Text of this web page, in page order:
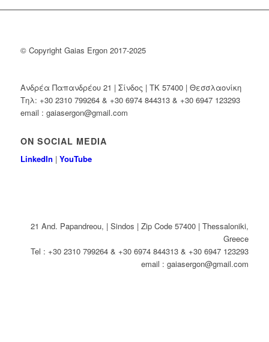
© Copyright Gaias Ergon 2017-2025
Ανδρέα Παπανδρέου 21 | Σίνδος | ΤΚ 57400 | Θεσσλαονίκη
Τηλ: +30 2310 799264 & +30 6974 844313 & +30 6947 123293
email : gaiasergon@gmail.com
ON SOCIAL MEDIA
LinkedIn | YouTube
21 And. Papandreou, | Sindos | Zip Code 57400 | Thessaloniki,
Greece
Tel : +30 2310 799264 & +30 6974 844313 & +30 6947 123293
email : gaiasergon@gmail.com